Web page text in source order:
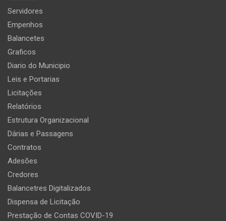
Servidores
Empenhos
Balancetes
Graficos
Diario do Municipio
Leis e Portarias
Licitações
Relatórios
Estrutura Organizacional
Dárias e Passagens
Contratos
Adesões
Credores
Balancetres Digitalizados
Dispensa de Licitação
Prestação de Contas COVID-19